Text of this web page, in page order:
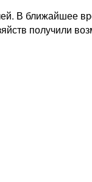
В ближайшее
получили